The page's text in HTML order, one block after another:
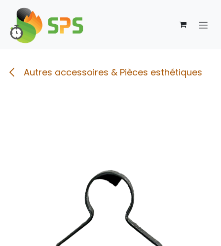
Se rendre au contenu
Autres accessoires & Pièces esthétiques